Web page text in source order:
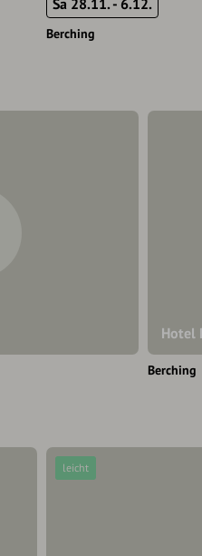
Sa 28.11. - 6.12.
Berching
Hotel
Berching
leicht